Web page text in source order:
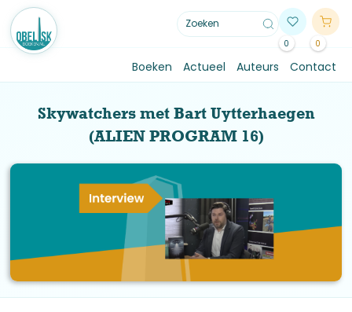
0 0
Boeken Actueel Auteurs Contact
Skywatchers met Bart Uytterhaegen
(ALIEN PROGRAM 16)